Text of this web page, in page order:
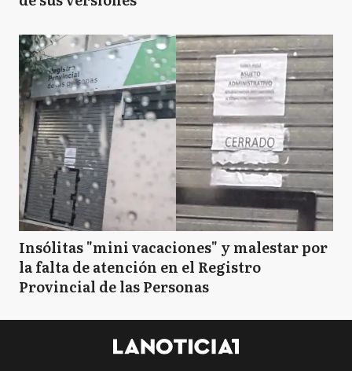
Insólitas "mini vacaciones" y malestar por
la falta de atención en el Registro
Provincial de las Personas